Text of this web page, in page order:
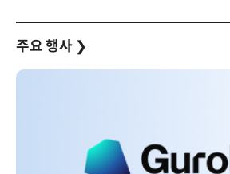
주요 행사 ❯